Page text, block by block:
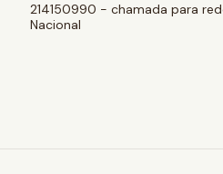
214150990 - chamada para
Nacional